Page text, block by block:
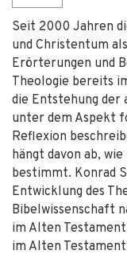
Seit 2000 Jahren
und Christentum
Erörterungen und
Theologie bereits
die Entstehung
unter dem Aspekt
Reflexion
hängt davon ab,
bestimmt. Konrad
Entwicklung des
Bibelwissenschaft
im Alten
im Alten